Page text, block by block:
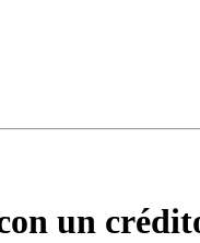
un